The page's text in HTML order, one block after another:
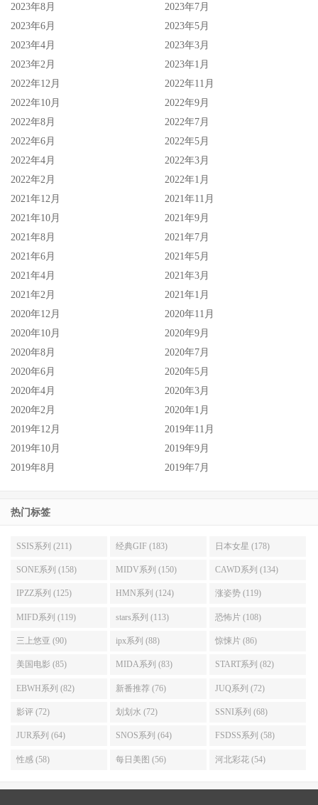
就看看这家向来很会炒作的片商要怎么经营小凑よつ叶(小
凑四叶)了，说实在话，比资源、比规模、艺能人片商Muteki
所在的Will集团似乎是更好的选择，想想她出道完再去S1和
三上悠亚两人三脚那真是艺能人星度闪瞎众人，而到了SOD
首先我要说的是此时不用Super Star这头衔更待何时？但看来
SOD已经忘了自己说过什么，之前是在给我们装孝维就对
了；而综观这片商发展的历史，虽然也有像橘梨纱这样成功
的例子，不过近年来SOD STAR的强力新秀都有行销第一但
这两位选手目前有比夏目响更重要吗？现在既然得到了超强
力的素材，就希望SOD STAR的创意不要只放在行销上，给
我们好看的作品！
编号：STARS-685
发行日：2022/06/27先行配信
身高／罩杯：153厘米/E罩杯
2023年8月
2023年7月
2023年6月
2023年5月
2023年4月
2023年3月
2023年2月
2023年1月
2022年12月
2022年11月
2022年10月
2022年9月
2022年8月
2022年7月
2022年6月
2022年5月
2022年4月
2022年3月
2022年2月
2022年1月
2021年12月
2021年11月
2021年10月
2021年9月
2021年8月
2021年7月
2021年6月
2021年5月
2021年4月
2021年3月
2021年2月
2021年1月
2020年12月
2020年11月
2020年10月
2020年9月
2020年8月
2020年7月
2020年6月
2020年5月
2020年4月
2020年3月
2020年2月
2020年1月
2019年12月
2019年11月
2019年10月
2019年9月
2019年8月
2019年7月
热门标签
SSIS系列 (211) 经典GIF (183) 日本女星 (178)
SONE系列 (158) MIDV系列 (150) CAWD系列 (134)
IPZZ系列 (125) HMN系列 (124) 涨姿势 (119)
MIFD系列 (119) stars系列 (113) 恐怖片 (108)
三上悠亚 (90) ipx系列 (88) 惊悚片 (86)
美国电影 (85) MIDA系列 (83) START系列 (82)
EBWH系列 (82) 新番推荐 (76) JUQ系列 (72)
影评 (72) 划划水 (72) SSNI系列 (68)
JUR系列 (64) SNOS系列 (64) FSDSS系列 (58)
性感 (58) 每日美图 (56) 河北彩花 (54)